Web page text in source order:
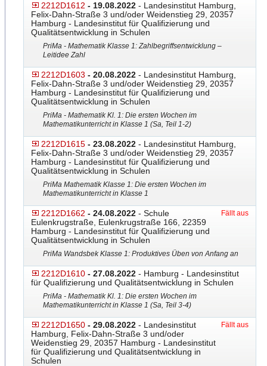
2212D1612 - 19.08.2022 - Landesinstitut Hamburg,
Felix-Dahn-Straße 3 und/oder Weidenstieg 29, 20357
Hamburg - Landesinstitut für Qualifizierung und
Qualitätsentwicklung in Schulen
PriMa - Mathematik Klasse 1: Zahlbegriffsentwicklung –
Leitidee Zahl
2212D1603 - 20.08.2022 - Landesinstitut Hamburg,
Felix-Dahn-Straße 3 und/oder Weidenstieg 29, 20357
Hamburg - Landesinstitut für Qualifizierung und
Qualitätsentwicklung in Schulen
PriMa - Mathematik Kl. 1: Die ersten Wochen im
Mathematikunterricht in Klasse 1 (Sa, Teil 1-2)
2212D1615 - 23.08.2022 - Landesinstitut Hamburg,
Felix-Dahn-Straße 3 und/oder Weidenstieg 29, 20357
Hamburg - Landesinstitut für Qualifizierung und
Qualitätsentwicklung in Schulen
PriMa Mathematik Klasse 1: Die ersten Wochen im
Mathematikunterricht in Klasse 1
2212D1662 - 24.08.2022 - Schule
Eulenkrugstraße, Eulenkrugstraße 166, 22359
Hamburg - Landesinstitut für Qualifizierung und
Qualitätsentwicklung in Schulen
Fällt aus
PriMa Wandsbek Klasse 1: Produktives Üben von Anfang an
2212D1610 - 27.08.2022 - Hamburg - Landesinstitut
für Qualifizierung und Qualitätsentwicklung in Schulen
PriMa - Mathematik Kl. 1: Die ersten Wochen im
Mathematikunterricht in Klasse 1 (Sa, Teil 3-4)
2212D1650 - 29.08.2022 - Landesinstitut
Hamburg, Felix-Dahn-Straße 3 und/oder
Weidenstieg 29, 20357 Hamburg - Landesinstitut
für Qualifizierung und Qualitätsentwicklung in
Schulen
Fällt aus